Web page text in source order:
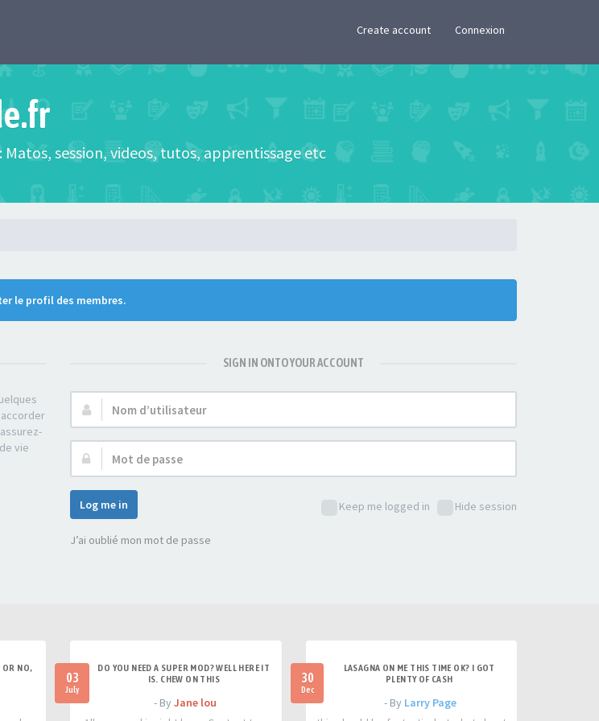
Create account Connexion
session, videos, tutos, apprentissage etc
le profil des membres.
vie
SIGN IN ONTO YOUR ACCOUNT
Nom
d’utilisateur :
Mot
de
passe :
Keep me logged in
Hide session
Log me in
J’ai oublié mon mot de passe
OR NO,
03
July
DO YOU NEED A SUPER MOD? WELL HERE IT
IS. CHEW ON THIS
- By Jane lou
30
Dec
LASAGNA ON ME THIS TIME OK? I GOT
PLENTY OF CASH
- By Larry Page